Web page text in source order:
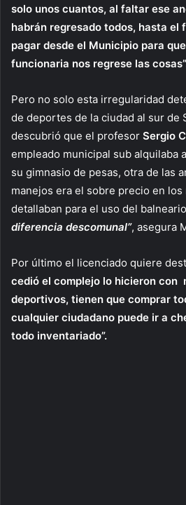
solo unos cuantos, al faltar ese
habrán regresado todos, hasta el
pagar desde el Municipio para
funcionaria nos regrese las
Pero no solo esta irregularidad
de deportes de la ciudad al sur de
descubrió que el profesor Sergio
empleado municipal sub alquilaba
su gimnasio de pesas, otra de las
manejos era el sobre precio en
detallaban para el uso del
diferencia descomunal”, asegura
Por último el licenciado quiere
cedió el complejo lo hicieron con
deportivos, tienen que comprar
cualquier ciudadano puede ir a
todo inventariado”.